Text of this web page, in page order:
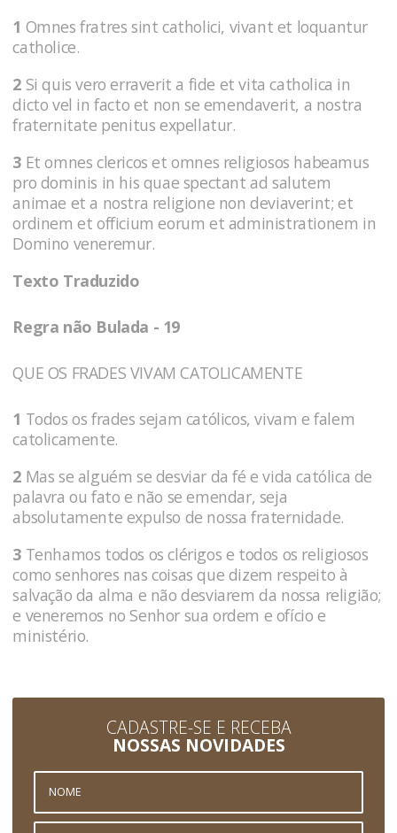
1 Omnes fratres sint catholici, vivant et loquantur
catholice.
2 Si quis vero erraverit a fide et vita catholica in
dicto vel in facto et non se emendaverit, a nostra
fraternitate penitus expellatur.
3 Et omnes clericos et omnes religiosos habeamus
pro dominis in his quae spectant ad salutem
animae et a nostra religione non deviaverint; et
ordinem et officium eorum et administrationem in
Domino veneremur.
Texto Traduzido
Regra não Bulada - 19
QUE OS FRADES VIVAM CATOLICAMENTE
1 Todos os frades sejam católicos, vivam e falem
catolicamente.
2 Mas se alguém se desviar da fé e vida católica de
palavra ou fato e não se emendar, seja
absolutamente expulso de nossa fraternidade.
3 Tenhamos todos os clérigos e todos os religiosos
como senhores nas coisas que dizem respeito à
salvação da alma e não desviarem da nossa religião;
e veneremos no Senhor sua ordem e ofício e
ministério.
CADASTRE-SE E RECEBA
NOSSAS NOVIDADES